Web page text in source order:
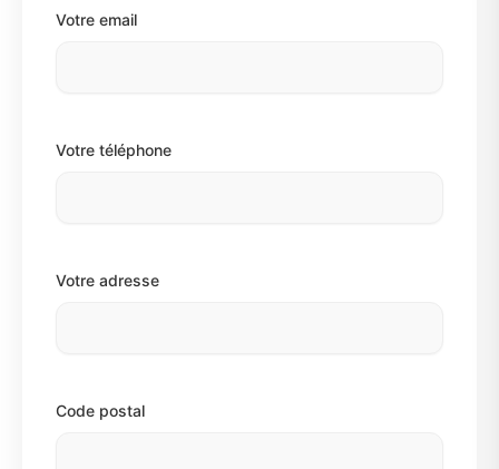
Votre email
Votre téléphone
Votre adresse
Code postal